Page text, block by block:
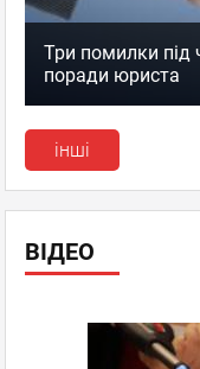
Три помилки
поради юриста
інші
ВІДЕО